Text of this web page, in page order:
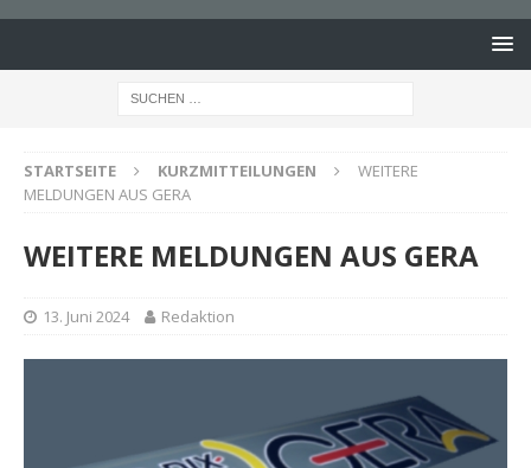
STARTSEITE KURZMITTEILUNGEN
WEITERE
MELDUNGEN AUS GERA
WEITERE MELDUNGEN AUS GERA
13. Juni 2024 Redaktion